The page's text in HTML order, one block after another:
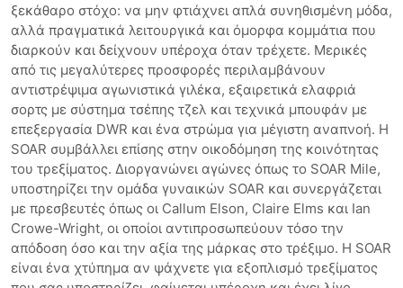
ξεκάθαρο στόχο: να μην φτιάχνει απλά συνηθισμένη μόδα,
αλλά πραγματικά λειτουργικά και όμορφα κομμάτια που
διαρκούν και δείχνουν υπέροχα όταν τρέχετε. Μερικές
από τις μεγαλύτερες προσφορές περιλαμβάνουν
αντιστρέψιμα αγωνιστικά γιλέκα, εξαιρετικά ελαφριά
σορτς με σύστημα τσέπης τζελ και τεχνικά μπουφάν με
επεξεργασία DWR και ένα στρώμα για μέγιστη αναπνοή. Η
SOAR συμβάλλει επίσης στην οικοδόμηση της κοινότητας
του τρεξίματος. Διοργανώνει αγώνες όπως το SOAR Mile,
υποστηρίζει την ομάδα γυναικών SOAR και συνεργάζεται
με πρεσβευτές όπως οι Callum Elson, Claire Elms και Ian
Crowe-Wright, οι οποίοι αντιπροσωπεύουν τόσο την
απόδοση όσο και την αξία της μάρκας στο τρέξιμο. Η SOAR
είναι ένα χτύπημα αν ψάχνετε για εξοπλισμό τρεξίματος